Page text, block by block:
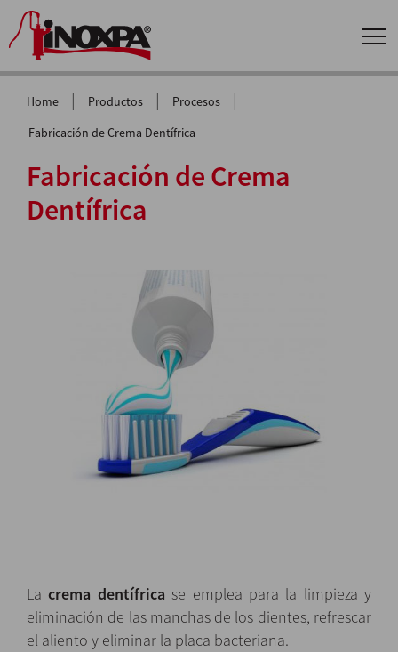
Home | Productos | Procesos |
Fabricación de Crema Dentífrica
Fabricación de Crema
Dentífrica
Lacrema dentífrica se emplea para la limpieza y
eliminación de las manchas de los dientes, refrescar
el aliento y eliminar la placa bacteriana.